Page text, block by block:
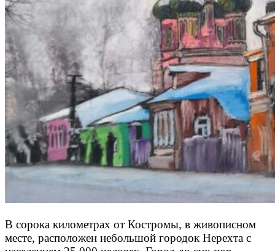
В сорока километрах от Костромы, в живописном
месте, расположен небольшой городок Нерехта с